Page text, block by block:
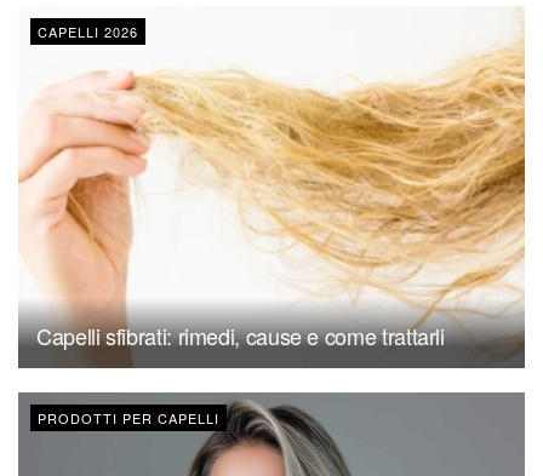
CAPELLI 2026
Capelli sfibrati: rimedi, cause e come trattarli
PRODOTTI PER CAPELLI